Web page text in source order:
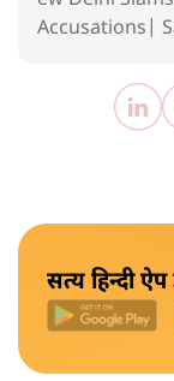
Satya
ew Delhi
Accusations|